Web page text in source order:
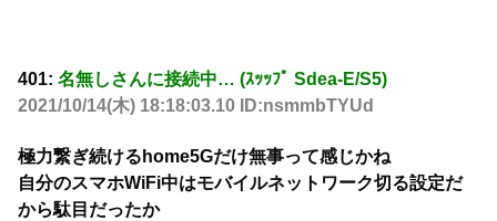
401: 名無しさんに接続中… (ｽｯｯﾌﾟ Sdea-E/S5)
2021/10/14(木) 18:18:03.10 ID:nsmmbTYUd
極力繋ぎ続けるhome5Gだけ無事って感じかね
自分のスマホWiFi中はモバイルネットワーク切る設定だ
から駄目だったか